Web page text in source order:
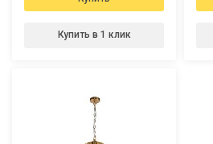
Купить в 1 клик